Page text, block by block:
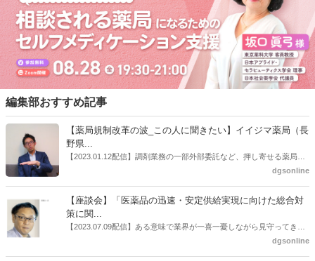
編集部おすすめ記事
【薬局規制改革の波_この人に聞きたい】イイジマ薬局（長
野県...
【2023.01.12配信】調剤業務の一部外部委託など、押し寄せる薬局業
界への規制改革の波。この規制改革の波を薬局業界はどう受け止めた
はないだろうか。本紙ではこうした問題について、厚労省「薬局薬剤
師の業務及び薬局の機能に関するワーキンググループ」に参考人とし
ても出席していたイイジマ薬局（長野県上田市）開設者である飯島裕
dgsonline
【座談会】「医薬品の迅速・安定供給実現に向けた総合対
策に関...
【2023.07.09配信】ある意味で業界が一喜一憂しながら見守ってきた
厚労省「医薬品の迅速・安定供給実現に向けた総合対策に関する有識
dgsonline